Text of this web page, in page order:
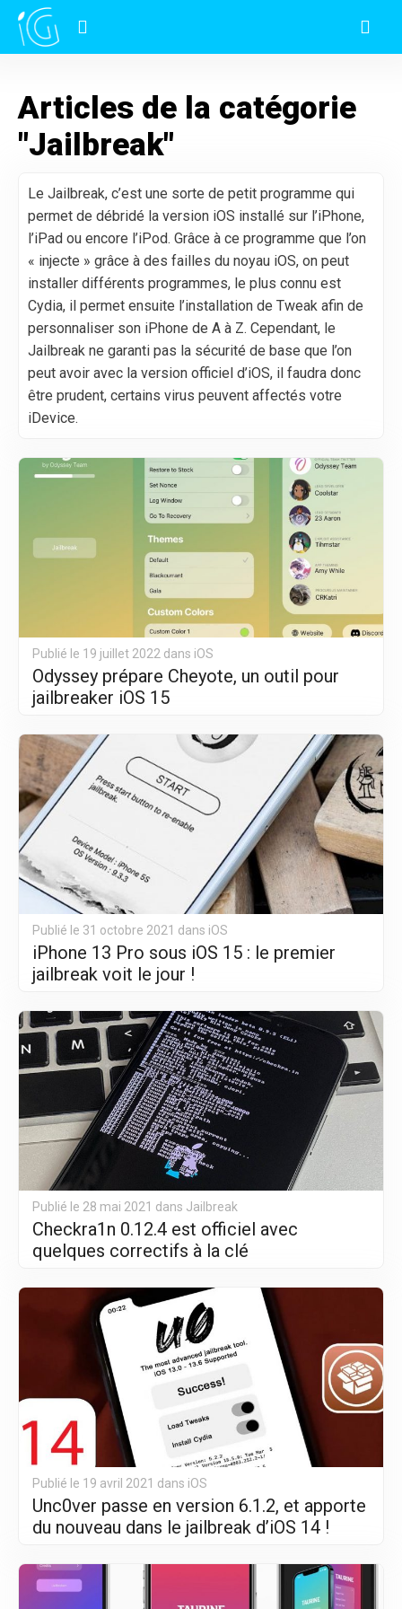
Articles de la catégorie
"Jailbreak"
Le Jailbreak, c’est une sorte de petit programme qui
permet de débridé la version iOS installé sur l’iPhone,
l’iPad ou encore l’iPod. Grâce à ce programme que l’on
« injecte » grâce à des failles du noyau iOS, on peut
installer différents programmes, le plus connu est
Cydia, il permet ensuite l’installation de Tweak afin de
personnaliser son iPhone de A à Z. Cependant, le
Jailbreak ne garanti pas la sécurité de base que l’on
peut avoir avec la version officiel d’iOS, il faudra donc
être prudent, certains virus peuvent affectés votre
iDevice.
Odyssey prépare Cheyote, un outil pour
jailbreaker iOS 15
Publié le 19 juillet 2022 dans iOS
iPhone 13 Pro sous iOS 15 : le premier
jailbreak voit le jour !
Publié le 31 octobre 2021 dans iOS
Checkra1n 0.12.4 est officiel avec
quelques correctifs à la clé
Publié le 28 mai 2021 dans Jailbreak
Unc0ver passe en version 6.1.2, et apporte
du nouveau dans le jailbreak d’iOS 14 !
Publié le 19 avril 2021 dans iOS